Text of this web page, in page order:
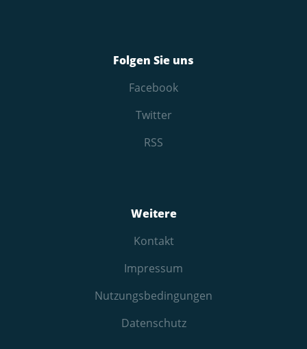
Folgen Sie uns
Facebook
Twitter
RSS
Weitere
Kontakt
Impressum
Nutzungs­bedingungen
Datenschutz